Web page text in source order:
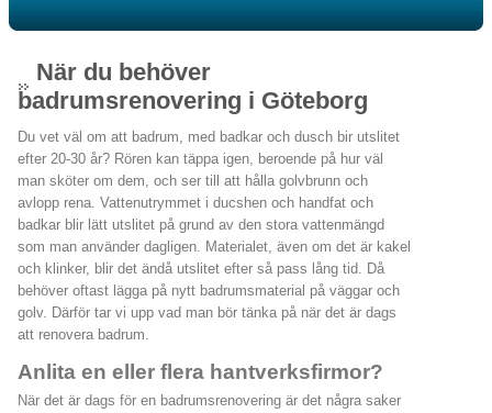
När du behöver
badrumsrenovering i Göteborg
Du vet väl om att badrum, med badkar och dusch bir utslitet
efter 20-30 år? Rören kan täppa igen, beroende på hur väl
man sköter om dem, och ser till att hålla golvbrunn och
avlopp rena. Vattenutrymmet i ducshen och handfat och
badkar blir lätt utslitet på grund av den stora vattenmängd
som man använder dagligen. Materialet, även om det är kakel
och klinker, blir det ändå utslitet efter så pass lång tid. Då
behöver oftast lägga på nytt badrumsmaterial på väggar och
golv. Därför tar vi upp vad man bör tänka på när det är dags
att renovera badrum.
Anlita en eller flera hantverksfirmor?
När det är dags för en badrumsrenovering är det några saker